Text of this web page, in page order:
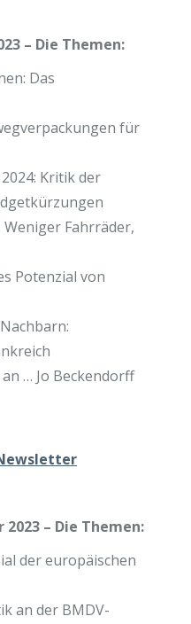
– Die Themen:
Das
für
Kritik der
Weniger Fahrräder,
Potenzial von
an … Jo Beckendorff
– Die Themen:
der europäischen
an der BMDV-